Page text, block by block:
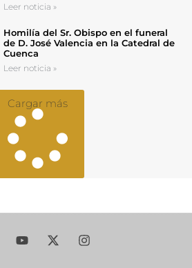
Leer noticia »
Homilía del Sr. Obispo en el funeral
de D. José Valencia en la Catedral de
Cuenca
Leer noticia »
Cargar más